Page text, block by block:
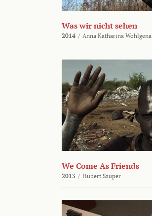
Was wir nicht sehen
2014 / Anna Katharina
We Come As Friends
2013 / Hubert Sauper